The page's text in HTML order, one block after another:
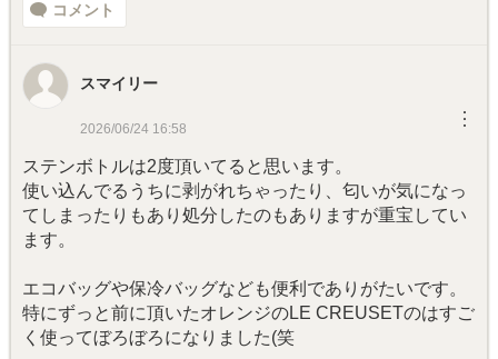
コメント
スマイリー
2026/06/24 16:58 ︙
ステンボトルは2度頂いてると思います。
使い込んでるうちに剥がれちゃったり、匂いが気になっ
てしまったりもあり処分したのもありますが重宝してい
ます。
エコバッグや保冷バッグなども便利でありがたいです。
特にずっと前に頂いたオレンジのLE CREUSETのはすご
く使ってぼろぼろになりました(笑